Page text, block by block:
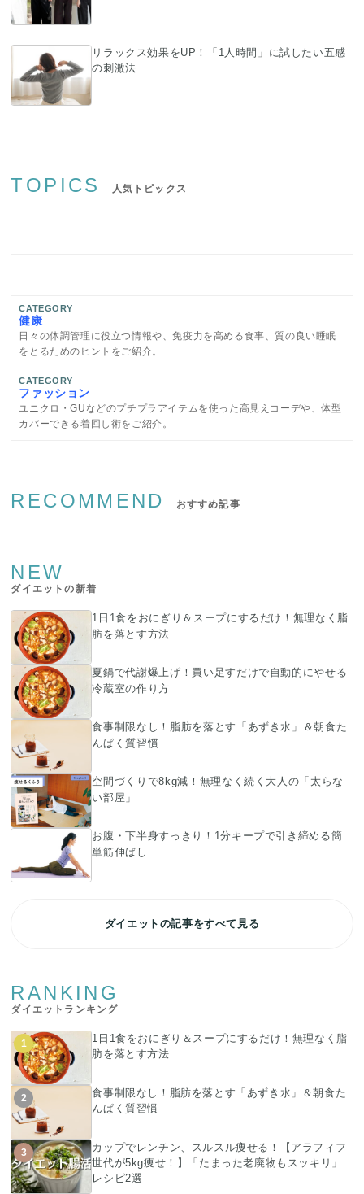
リラックス効果をUP！「1人時間」に試したい五感
の刺激法
TOPICS 人気トピックス
CATEGORY
健康
日々の体調管理に役立つ情報や、免疫力を高める食事、質の良い睡眠
をとるためのヒントをご紹介。
CATEGORY
ファッション
ユニクロ・GUなどのプチプラアイテムを使った高見えコーデや、体型
カバーできる着回し術をご紹介。
RECOMMEND おすすめ記事
NEW
ダイエットの新着
1日1食をおにぎり＆スープにするだけ！無理なく脂
肪を落とす方法
夏鍋で代謝爆上げ！買い足すだけで自動的にやせる
冷蔵室の作り方
食事制限なし！脂肪を落とす「あずき水」＆朝食た
んぱく質習慣
空間づくりで8kg減！無理なく続く大人の「太らな
い部屋」
お腹・下半身すっきり！1分キープで引き締める簡
単筋伸ばし
ダイエットの記事をすべて見る
RANKING
ダイエットランキング
1
1日1食をおにぎり＆スープにするだけ！無理なく脂
肪を落とす方法
2
食事制限なし！脂肪を落とす「あずき水」＆朝食た
んぱく質習慣
3
カップでレンチン、スルスル痩せる！【アラフィフ
世代が5kg痩せ！】「たまった老廃物もスッキリ」
レシピ2選